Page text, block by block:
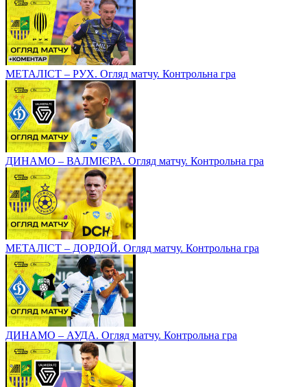
МЕТАЛІСТ – РУХ. Огляд матчу. Контрольна гра
ДИНАМО – ВАЛМІЄРА. Огляд матчу. Контрольна гра
МЕТАЛІСТ – ДОРДОЙ. Огляд матчу. Контрольна гра
ДИНАМО – АУДА. Огляд матчу. Контрольна гра